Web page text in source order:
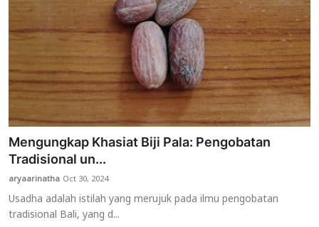
Mengungkap Khasiat Biji Pala: Pengobatan
Tradisional un...
aryaarinatha Oct 30, 2024
Usadha adalah istilah yang merujuk pada ilmu pengobatan
tradisional Bali, yang d...